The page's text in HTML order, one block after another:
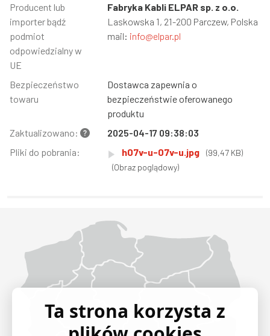
Informacja
Wartość
Producent lub
importer bądź
podmiot
odpowiedzialny w
UE
Fabryka Kabli ELPAR sp. z o.o.
Laskowska 1, 21-200 Parczew, Polska
mail: info@elpar.pl
Bezpieczeństwo
towaru
Dostawca zapewnia o
bezpieczeństwie oferowanego
produktu
Zaktualizowano:
2025-04-17 09:38:03
Pliki do pobrania:
h07v-u-07v-u.jpg
(99,47 KB)
(Obraz poglądowy)
Ta strona korzysta z